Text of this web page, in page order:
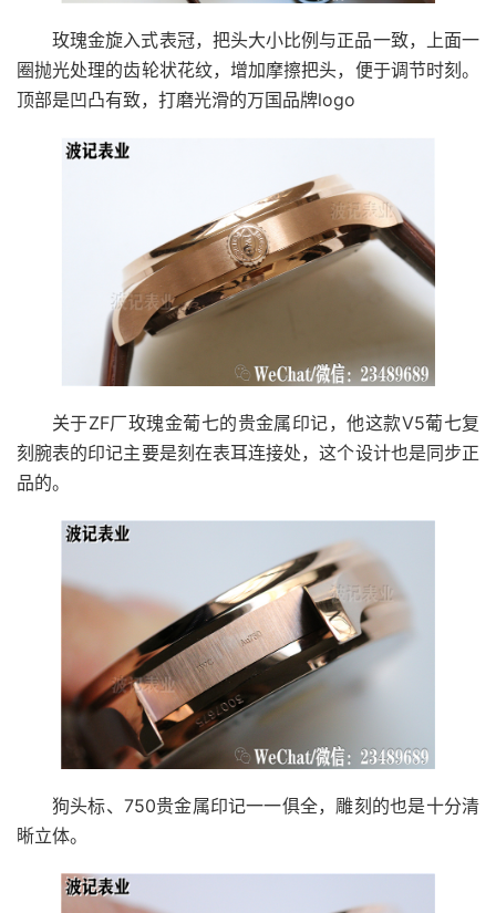
玫瑰金旋入式表冠，把头大小比例与正品一致，上面一
圈抛光处理的齿轮状花纹，增加摩擦把头，便于调节时刻。
顶部是凹凸有致，打磨光滑的万国品牌logo
关于ZF厂玫瑰金葡七的贵金属印记，他这款V5葡七复
刻腕表的印记主要是刻在表耳连接处，这个设计也是同步正
品的。
狗头标、750贵金属印记一一俱全，雕刻的也是十分清
晰立体。